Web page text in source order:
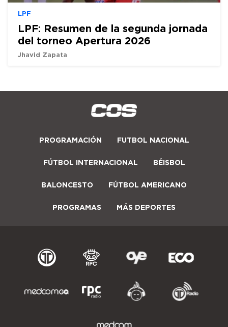
LPF
LPF: Resumen de la segunda jornada
del torneo Apertura 2026
Jhavid Zapata
PROGRAMACIÓN FUTBOL NACIONAL
FÚTBOL INTERNACIONAL BÉISBOL
BALONCESTO FÚTBOL AMERICANO
PROGRAMAS MÁS DEPORTES